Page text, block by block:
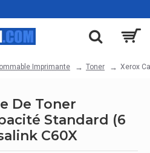
Imprimante Toner Xerox
De Toner
Standard (6
C60X